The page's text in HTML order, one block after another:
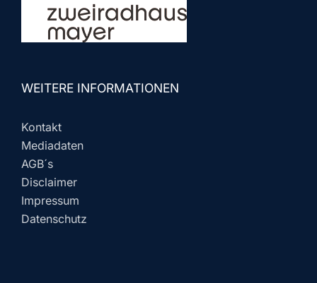
WEITERE INFORMATIONEN
Kontakt
Mediadaten
AGB´s
Disclaimer
Impressum
Datenschutz